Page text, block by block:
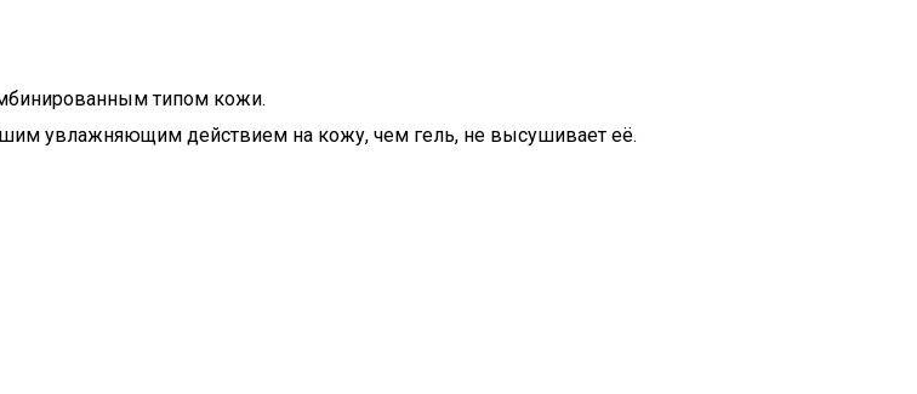
типом кожи.
увлажняющим действием на кожу, чем гель, не высушивает её.